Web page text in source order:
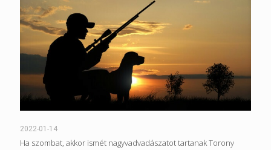
2022-01-14
Ha szombat, akkor ismét nagyvadvadászatot tartanak Torony